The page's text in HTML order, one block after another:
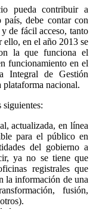
pueda contribuir a
país, debe contar con
de fácil acceso, tanto
en el año 2013 se
la que funciona el
funcionamiento en el
Integral de Gestión
nacional.
siguientes:
actualizada, en línea
para el público en
del gobierno a
ya no se tiene que
registrales que
la información de una
fusión,